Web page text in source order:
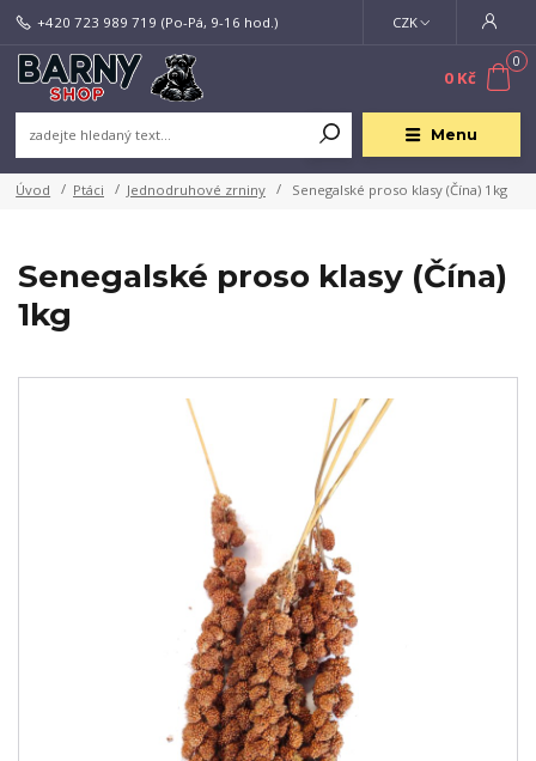
Menu
CZK
+420 723 989 719 (Po-Pá, 9-16 hod.)
0
0 Kč
Úvod Ptáci Jednodruhové zrniny Senegalské proso klasy (Čína) 1kg
Senegalské proso klasy (Čína)
1kg